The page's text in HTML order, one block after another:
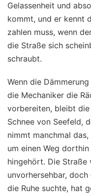
Gelassenheit und
kommt, und er kennt
zahlen muss, wenn
die Straße sich
schraubt.
Wenn die
die Mechaniker die
vorbereiten, bleibt die
Schnee von Seefeld,
nimmt manchmal
um einen Weg
hingehört. Die Straße
unvorhersehbar,
die Ruhe suchte, hat